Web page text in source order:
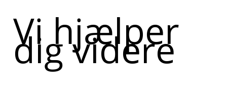
Vi hjælper
dig videre